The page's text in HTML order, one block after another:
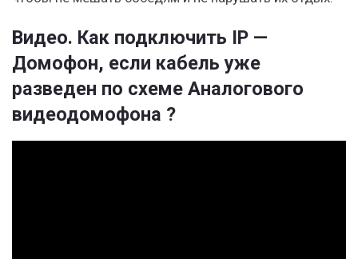
Видео. Как подключить IP —
Домофон, если кабель уже
разведен по схеме Аналогового
видеодомофона ?